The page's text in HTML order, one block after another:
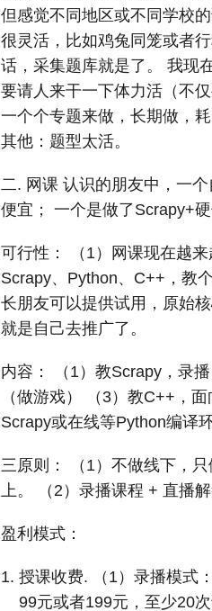
但感觉不同地区或不同学校
很灵活，比如鸡兔同笼或者
话，采集题库就是了。 我现
要请人来干一下体力活（不
一个个专题来做，长期做，
其他：题型太活。
二. 网课 认识的朋友中，一
便宜； 一个是做了Scrapy+
可行性： （1）网课现在越
Scrapy、Python、C++，教
长朋友可以提供试用，原始
就是自己去推广了。
内容： （1）教Scrapy，录
（做游戏） （3）教C++，
Scrapy或在线等Python编译环
三原则： （1）不做线下，
上。 （2）录播课程 + 直播解
盈利模式：
授课收费. （1）录播模式
99元或者199元，至少20